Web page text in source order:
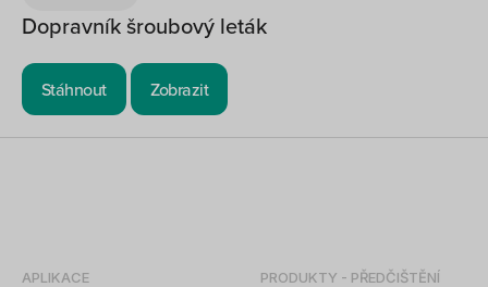
Dopravník šroubový leták
Stáhnout Zobrazit
APLIKACE PRODUKTY - PŘEDČIŠTĚNÍ